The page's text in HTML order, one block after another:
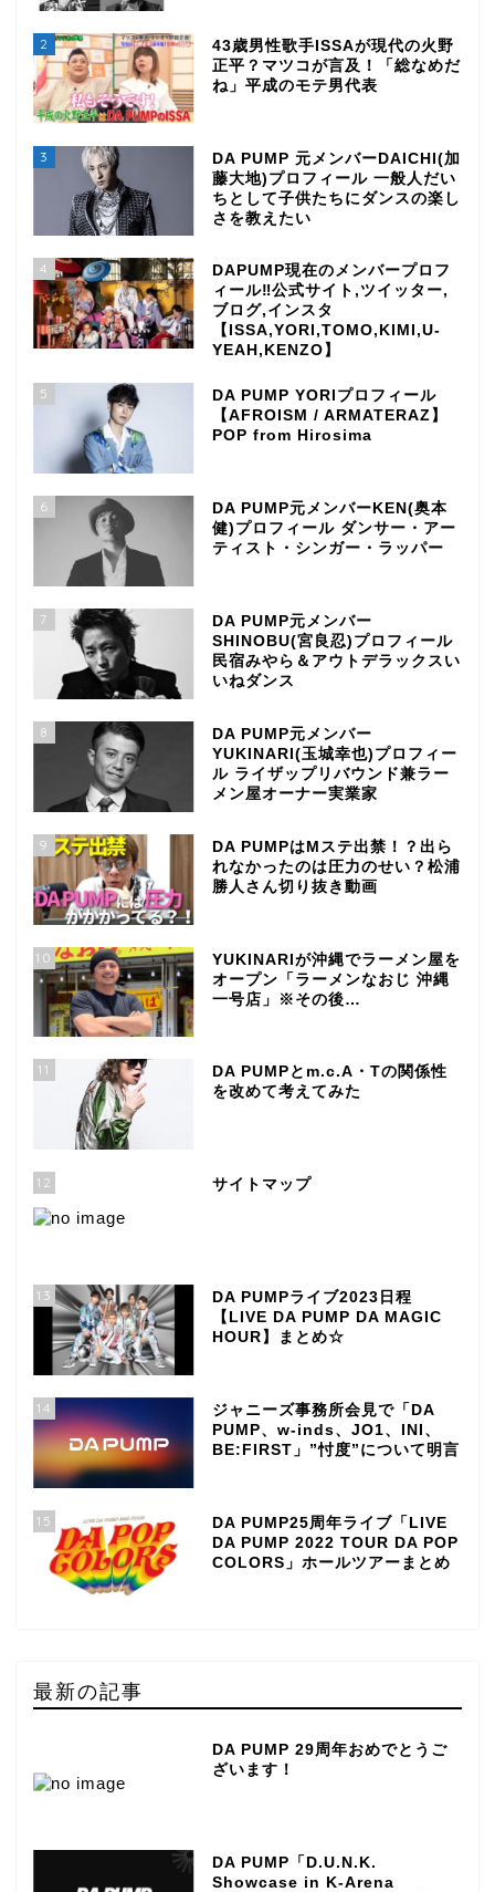
2
43歳男性歌手ISSAが現代の火野
正平？マツコが言及！「総なめだ
ね」平成のモテ男代表
3
DA PUMP 元メンバーDAICHI(加
藤大地)プロフィール 一般人だい
ちとして子供たちにダンスの楽し
さを教えたい
4
DAPUMP現在のメンバープロフ
ィール‼公式サイト,ツイッター,
ブログ,インスタ
【ISSA,YORI,TOMO,KIMI,U-
YEAH,KENZO】
5
DA PUMP YORIプロフィール
【AFROISM / ARMATERAZ】
POP from Hirosima
6
DA PUMP元メンバーKEN(奥本
健)プロフィール ダンサー・アー
ティスト・シンガー・ラッパー
7
DA PUMP元メンバー
SHINOBU(宮良忍)プロフィール
民宿みやら＆アウトデラックスい
いねダンス
8
DA PUMP元メンバー
YUKINARI(玉城幸也)プロフィー
ル ライザップリバウンド兼ラー
メン屋オーナー実業家
9
DA PUMPはMステ出禁！？出ら
れなかったのは圧力のせい？松浦
勝人さん切り抜き動画
10
YUKINARIが沖縄でラーメン屋を
オープン「ラーメンなおじ 沖縄
一号店」※その後…
11
DA PUMPとm.c.A・Tの関係性
を改めて考えてみた
12 サイトマップ
13
DA PUMPライブ2023日程
【LIVE DA PUMP DA MAGIC
HOUR】まとめ☆
14
ジャニーズ事務所会見で「DA
PUMP、w-inds、JO1、INI、
BE:FIRST」”忖度”について明言
15
DA PUMP25周年ライブ「LIVE
DA PUMP 2022 TOUR DA POP
COLORS」ホールツアーまとめ
最新の記事
DA PUMP 29周年おめでとうご
ざいます！
DA PUMP「D.U.N.K.
Showcase in K-Arena